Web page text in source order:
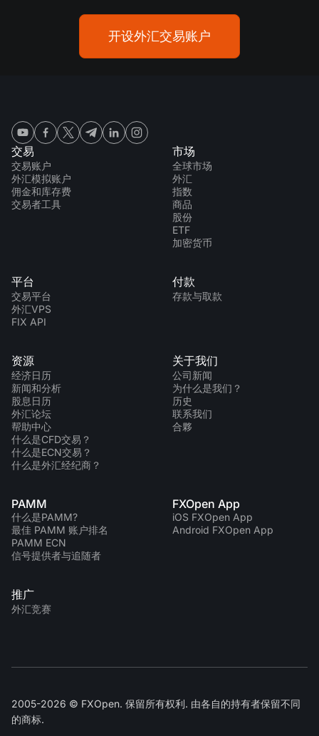
开设外汇交易账户
交易
交易账户
外汇模拟账户
佣金和库存费
交易者工具
市场
全球市场
外汇
指数
商品
股份
ETF
加密货币
平台
交易平台
外汇VPS
FIX API
付款
存款与取款
资源
经济日历
新闻和分析
股息日历
外汇论坛
帮助中心
什么是CFD交易？
什么是ECN交易？
什么是外汇经纪商？
关于我们
公司新闻
为什么是我们？
历史
联系我们
合夥
PAMM
什么是PAMM?
最佳 PAMM 账户排名
PAMM ECN
信号提供者与追随者
FXOpen App
iOS FXOpen App
Android FXOpen App
推广
外汇竞赛
2005-2026 © FXOpen. 保留所有权利. 由各自的持有者保留不同
的商标.